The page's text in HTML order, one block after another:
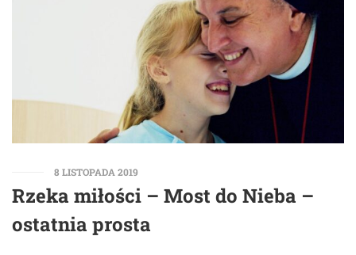
8 LISTOPADA 2019
Rzeka miłości – Most do Nieba –
ostatnia prosta